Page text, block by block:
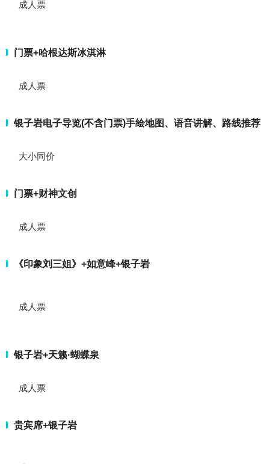
成人票
门票+哈根达斯冰淇淋
成人票
银子岩电子导览(不含门票)手绘地图、语音讲解、路线推荐
大小同价
门票+财神文创
成人票
《印象刘三姐》+如意峰+银子岩
成人票
银子岩+天籁·蝴蝶泉
成人票
贵宾席+银子岩